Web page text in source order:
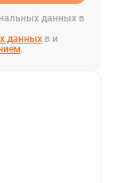
данных в
данныхв и
.